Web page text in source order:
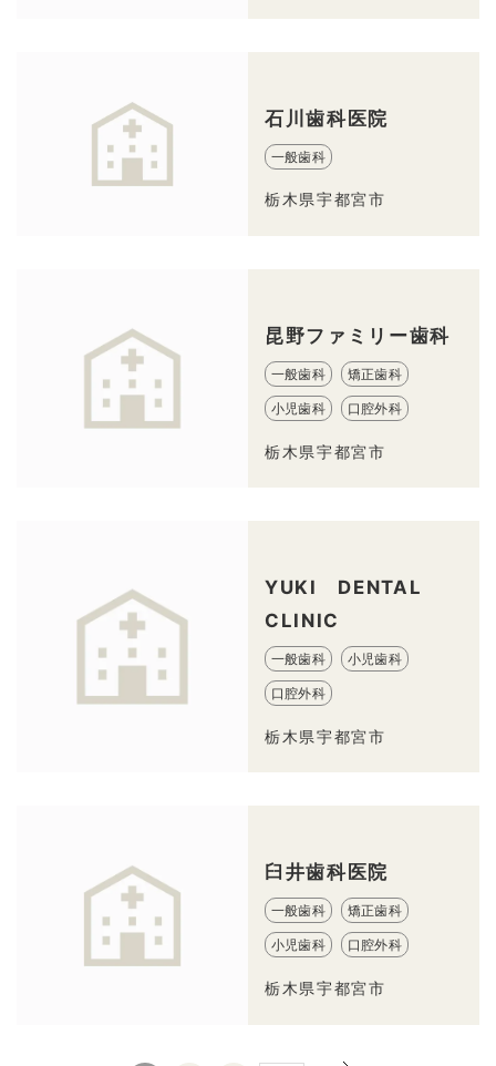
石川歯科医院
一般歯科
栃木県宇都宮市
昆野ファミリー歯科
一般歯科 矯正歯科
小児歯科 口腔外科
栃木県宇都宮市
YUKI DENTAL
CLINIC
一般歯科 小児歯科
口腔外科
栃木県宇都宮市
臼井歯科医院
一般歯科 矯正歯科
小児歯科 口腔外科
栃木県宇都宮市